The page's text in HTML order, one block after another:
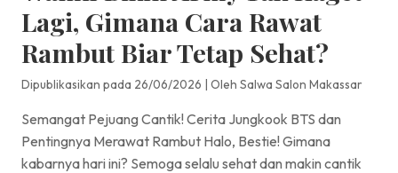
Lagi, Gimana Cara Rawat
Rambut Biar Tetap Sehat?
Dipublikasikan pada 26/06/2026 | Oleh Salwa Salon Makassar
Semangat Pejuang Cantik! Cerita Jungkook BTS dan
Pentingnya Merawat Rambut Halo, Bestie! Gimana
kabarnya hari ini? Semoga selalu sehat dan makin cantik